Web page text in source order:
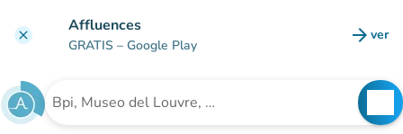
clear Affluences
GRATIS – Google Play arrow_forward ver
Buscar un establecimiento